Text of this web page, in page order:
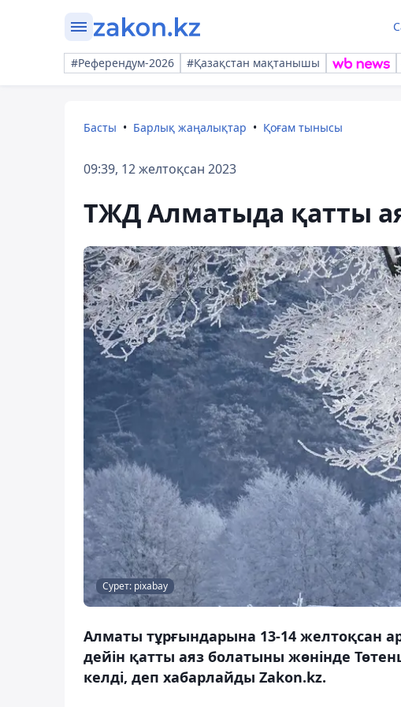
#Референдум-2026 #Қазақстан мақтанышы
Басты Барлық жаңалықтар Қоғам тынысы
09:39, 12 желтоқсан 2023
ТЖД Алматыда қатты
Сурет: pixabay
Алматы тұрғындарына 13-14 желтоқсан
дейін қатты аяз болатыны жөнінде
келді, деп хабарлайды Zakon.kz.